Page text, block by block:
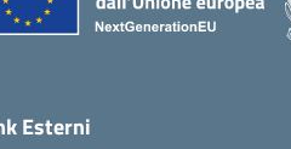
Esterni